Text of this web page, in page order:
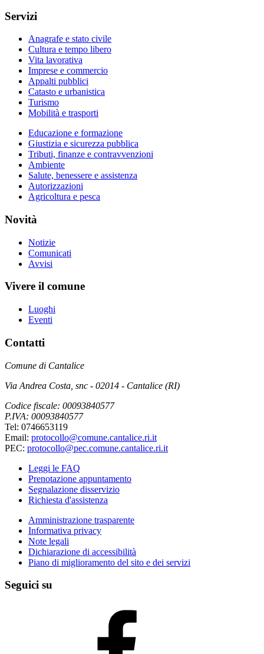
Servizi
Anagrafe e stato civile
Cultura e tempo libero
Vita lavorativa
Imprese e commercio
Appalti pubblici
Catasto e urbanistica
Turismo
Mobilità e trasporti
Educazione e formazione
Giustizia e sicurezza pubblica
Tributi, finanze e contravvenzioni
Ambiente
Salute, benessere e assistenza
Autorizzazioni
Agricoltura e pesca
Novità
Notizie
Comunicati
Avvisi
Vivere il comune
Luoghi
Eventi
Contatti
Comune di Cantalice
Via Andrea Costa, snc - 02014 - Cantalice (RI)
Codice fiscale: 00093840577
P.IVA: 00093840577
Tel: 0746653119
Email: protocollo@comune.cantalice.ri.it
PEC: protocollo@pec.comune.cantalice.ri.it
Leggi le FAQ
Prenotazione appuntamento
Segnalazione disservizio
Richiesta d'assistenza
Amministrazione trasparente
Informativa privacy
Note legali
Dichiarazione di accessibilità
Piano di miglioramento del sito e dei servizi
Seguici su